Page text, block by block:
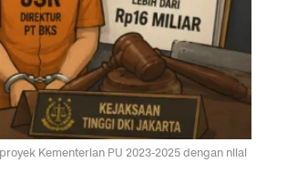
Kementerian PU 2023-2025 dengan nilai